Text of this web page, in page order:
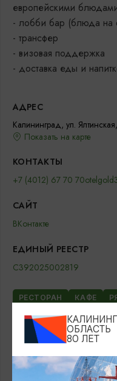
европейскими
- лобби бар (блюда на
- трансфер
- визовая поддержка
- доставка еды и
АДРЕС
Калининград, ул.
Показать на карте
КОНТАКТЫ
+7 (4012) 67 70 70
САЙТ
ВКонтакте
ЕДИНЫЙ РЕЕСТР
С392025002819
РЕСТОРАН КАФЕ
ЗАБРОНИРОВАТЬ
ОБЛАСТЬ
80 ЛЕТ